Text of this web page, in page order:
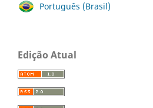
Português (Brasil)
Edição Atual